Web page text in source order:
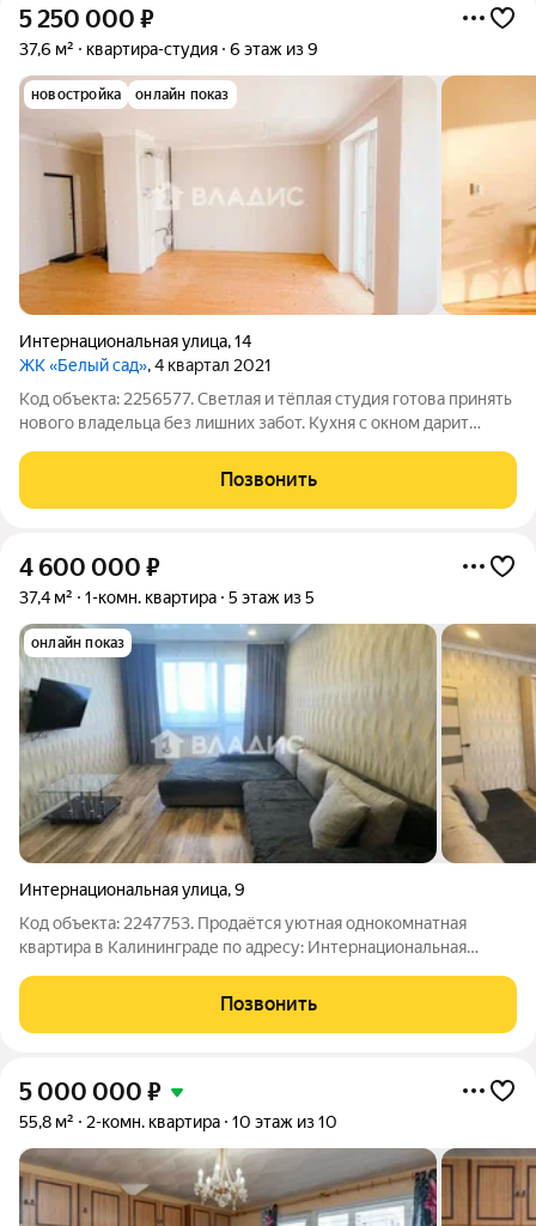
5 250 000 ₽
37,6 м² квартира-студия 6 этаж из 9
новостройка онлайн показ
Интернациональная улица,14
ЖК «Белый сад», 4 квартал 2021
Код объекта: 2256577. Светлая и тёплая студия готова принять
нового владельца без лишних забот. Кухня с окном дарит
легко делится на уголок для отдыха и спальную зону, остаётся
пространство
Позвонить
4 600 000 ₽
37,4 м² 1-комн. квартира 5 этаж из 5
онлайн показ
Интернациональная улица,9
Код объекта: 2247753. Продаётся уютная однокомнатная
квартира в Калининграде по адресу: Интернациональная
жильё в удобном районе. Квартира расположена на 5 этаже 5-
этажного панельного дома
Позвонить
5 000 000 ₽
55,8 м² 2-комн. квартира 10 этаж из 10